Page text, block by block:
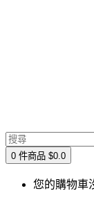
0 件商品 $0.0
您的購物車